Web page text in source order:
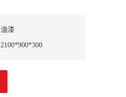
油漆
2100*900*300